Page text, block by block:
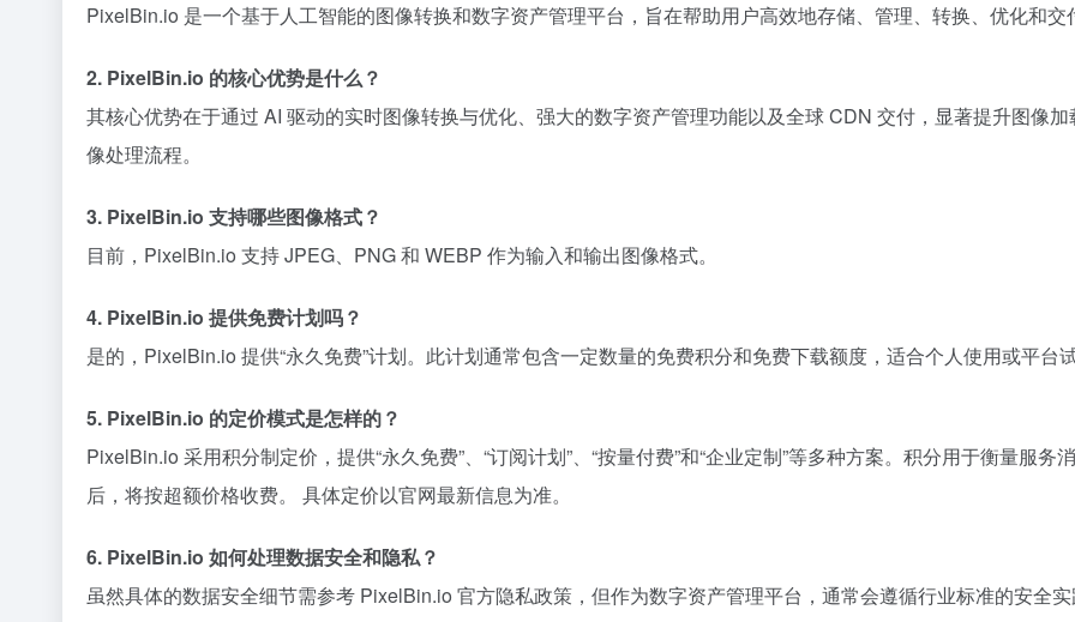
PixelBin.io 是一个基于人工智能的图像转换和数字资产管理平台，旨在帮助用户高效地存储、管理、转换、优化和
2. PixelBin.io 的核心优势是什么？
其核心优势在于通过 AI 驱动的实时图像转换与优化、强大的数字资产管理功能以及全球 CDN 交付，显著提升图像
像处理流程。
3. PixelBin.io 支持哪些图像格式？
目前，PixelBin.io 支持 JPEG、PNG 和 WEBP 作为输入和输出图像格式。
4. PixelBin.io 提供免费计划吗？
是的，PixelBin.io 提供“永久免费”计划。此计划通常包含一定数量的免费积分和免费下载额度，适合个人使用或平台
5. PixelBin.io 的定价模式是怎样的？
PixelBin.io 采用积分制定价，提供“永久免费”、“订阅计划”、“按量付费”和“企业定制”等多种方案。积分用于衡量服
后，将按超额价格收费。 具体定价以官网最新信息为准。
6. PixelBin.io 如何处理数据安全和隐私？
虽然具体的数据安全细节需参考 PixelBin.io 官方隐私政策，但作为数字资产管理平台，通常会遵循行业标准的安全